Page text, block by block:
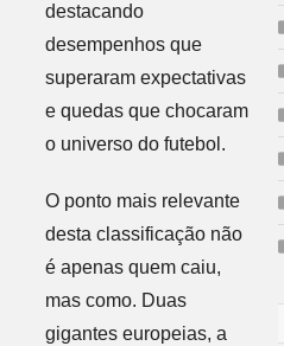
destacando
desempenhos que
superaram expectativas
e quedas que chocaram
o universo do futebol.
O ponto mais relevante
desta classificação não
é apenas quem caiu,
mas como. Duas
gigantes europeias, a